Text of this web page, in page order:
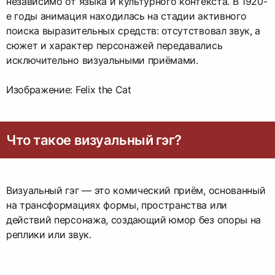
е годы анимация находилась на стадии активного
поиска выразительных средств: отсутствовал звук, а
сюжет и характер персонажей передавались
исключительно визуальными приёмами.
Изображение: Felix the Cat
Что такое визуальный гэг?
Визуальный гэг — это комический приём, основанный
на трансформациях формы, пространства или
действий персонажа, создающий юмор без опоры на
реплики или звук.